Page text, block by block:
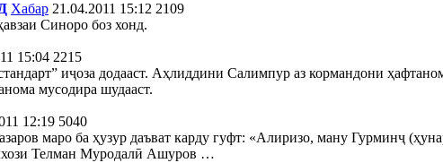
Хабар 21.04.2011 15:12 2109
Синоро боз хонд.
15:04 2215
иҷоза додааст. Аҳлиддини Салимпур аз кормандони
мусодира шудааст.
12:19 5040
маро ба ҳузур даъват карду гуфт: «Алиризо, ману Гурминҷ
Телман Муродалӣ Ашуров …